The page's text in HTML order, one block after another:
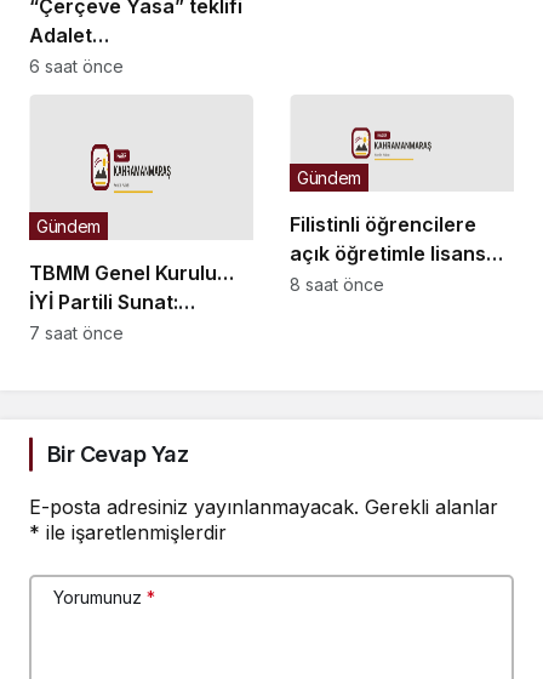
“Çerçeve Yasa” teklifi
Adalet
Komisyonu’nda… YENİ
Partili Tanrıkulu: Bir
ülkene dön, siyasal ve
toplumsal hayata katıl’
diyorsanız, o insan
kapıdan içeri girdiğinde
başına ne geleceğini
bilmelidir
6 saat önce
TBMM Genel Kurulu…
İYİ Partili Sunat:
“Çocukların suça
Gündem
7 saat önce
Filistinli öğrencilere
açık öğretimle lisans
eğitimi için çalışmalar
Gündem
8 saat önce
Bir Cevap Yaz
E-posta adresiniz yayınlanmayacak. Gerekli alanlar
* ile işaretlenmişlerdir
Yorumunuz *